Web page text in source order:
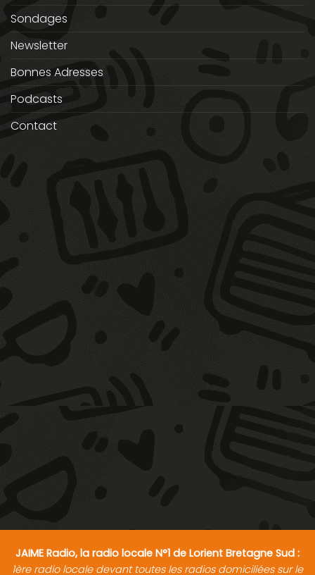
Sondages
Newsletter
Bonnes Adresses
Podcasts
Contact
JAIME Radio, la radio locale N°1 de Lorient Bretagne Sud :
1ère radio locale devant toutes les radios domiciliées sur le